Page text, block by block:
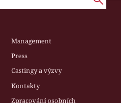
Management
Press
Castingy a výzvy
Kontakty
Zpracování osobních